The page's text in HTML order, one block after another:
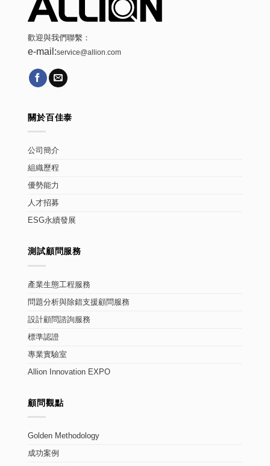
歡迎與我們聯繫：
e-mail:service@allion.com
關於百佳泰
公司簡介
組織歷程
優勢能力
人才招募
ESG永續發展
測試顧問服務
產業生態工程服務
問題分析與除錯支援顧問服務
設計顧問諮詢服務
標準認證
專業實驗室
Allion Innovation EXPO
顧問觀點
Golden Methodology
成功案例